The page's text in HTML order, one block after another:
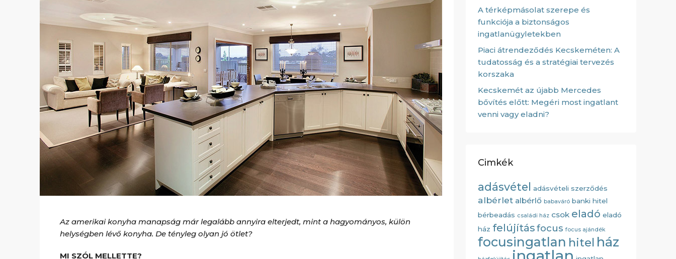
Az amerikai konyha manapság már legalább annyira elterjedt, mint a hagyományos, külön
helységben lévő konyha. De tényleg olyan jó ötlet?
MI SZÓL MELLETTE?
A térképmásolat szerepe és
funkciója a biztonságos
ingatlanügyletekben
Piaci átrendeződés Kecskeméten: A
tudatosság és a stratégiai tervezés
korszaka
Kecskemét az újabb Mercedes
bővítés előtt: Megéri most ingatlant
venni vagy eladni?
Cimkék
adásvétel adásvételi szerződés
albérlet albérlő babaváró banki hitel
bérbeadás családi ház csok eladó eladó
ház felújításfocus focus ajándék
focusingatlan hitel ház